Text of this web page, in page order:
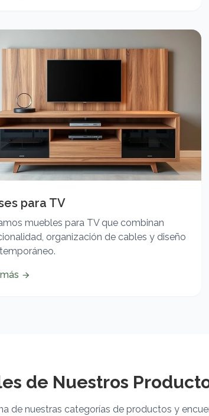
para TV
muebles para TV que combinan
organización de cables y diseño
de Nuestros
de nuestras categorías de productos y